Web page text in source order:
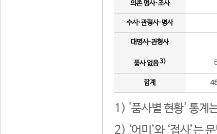
의존 명사·조사
수사·관형사·명사
대명사·관형사
품사 없음3)
합계
1) '품사별 현황' 통계
2) ‘어미’와 ‘접사’는